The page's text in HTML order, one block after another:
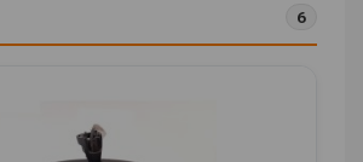
6